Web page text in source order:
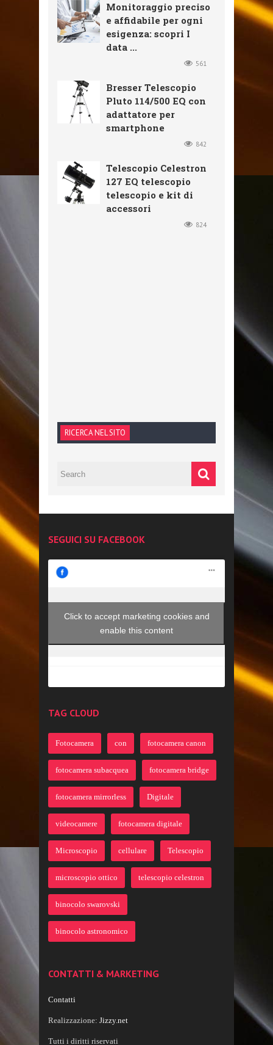
Monitoraggio preciso
e affidabile per ogni
esigenza: scopri I
data ...
561
Bresser Telescopio
Pluto 114/500 EQ con
adattatore per
smartphone
842
Telescopio Celestron
127 EQ telescopio
telescopio e kit di
accessori
824
RICERCA NEL SITO
SEGUICI SU FACEBOOK
Click to accept marketing cookies and
enable this content
TAG CLOUD
Fotocamera con fotocamera canon
fotocamera subacquea fotocamera bridge
fotocamera mirrorless Digitale
videocamere fotocamera digitale
Microscopio cellulare Telescopio
microscopio ottico telescopio celestron
binocolo swarovski
binocolo astronomico
CONTATTI & MARKETING
Contatti
Realizzazione: Jizzy.net
Tutti i diritti riservati